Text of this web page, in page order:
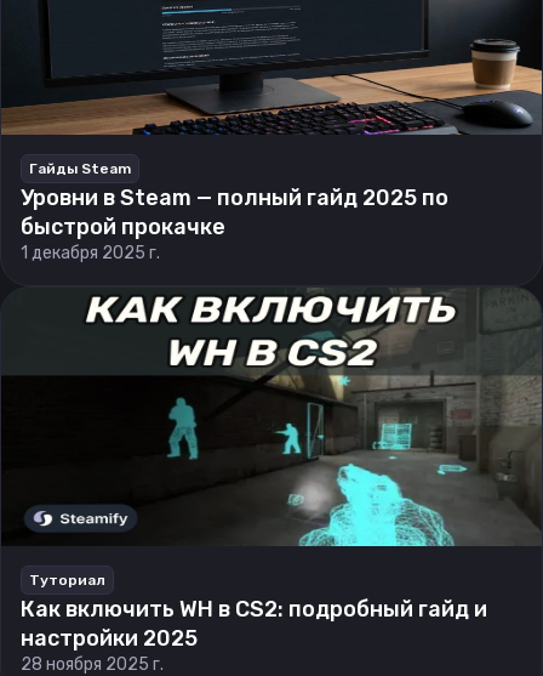
Гайды Steam
Уровни в Steam — полный гайд 2025 по
быстрой прокачке
1 декабря 2025 г.
Туториал
Как включить WH в CS2: подробный гайд и
настройки 2025
28 ноября 2025 г.